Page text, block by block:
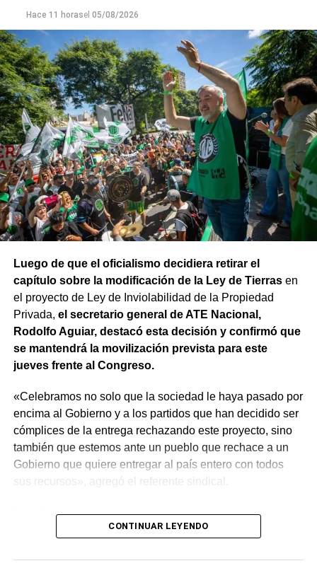
Hace 11 horasel 05/08/2026
Luego de que el oficialismo decidiera retirar el
capítulo sobre la modificación de la Ley de Tierrasen
el proyecto de Ley de Inviolabilidad de la Propiedad
Privada, el secretario general de ATE Nacional,
Rodolfo Aguiar, destacó esta decisión y confirmó que
se mantendrá la movilización prevista para este
jueves frente al Congreso.
«Celebramos no solo que la sociedad le haya pasado por
encima al Gobierno y a los partidos que han decidido ser
cómplices de la entrega rechazando este proyecto, sino
también que estemos ante un pueblo que rechace a un
Gobierno que quiere entregar al país entero con todos
sus recursos», agregó el referente sindical.
En referencia a la movilización prevista para el jueves,
apuntó que «a Milei se le están terminando las balas y
movilizar para seguir repudiando a los senadores han
CONTINUAR LEYENDO